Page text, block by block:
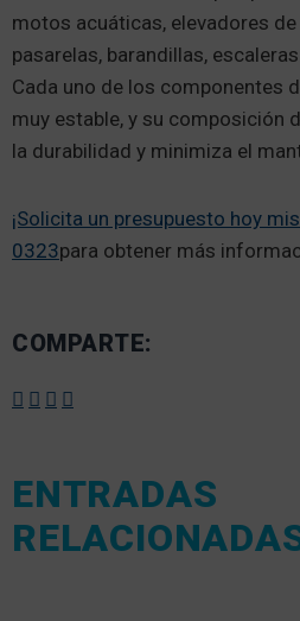
motos acuáticas, elevadores
pasarelas, barandillas,
Cada uno de los componentes
muy estable, y su composición
la durabilidad y minimiza el
¡Solicita un presupuesto hoy
0323para obtener más
COMPARTE:
ENTRADAS